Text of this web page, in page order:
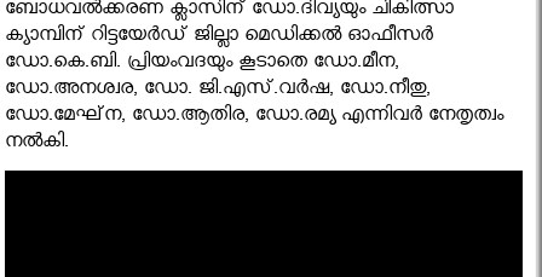
ബോധവല്‍ക്കരണ ക്ലാസിന് ഡോ.ദിവ്യയും ചികിത്സാ
ക്യാമ്പിന് റിട്ടയേര്‍ഡ് ജില്ലാ മെഡിക്കല്‍ ഓഫീസര്‍
ഡോ.കെ.ബി. പ്രിയംവദയും കൂടാതെ ഡോ.മീന,
ഡോ.അനശ്വര, ഡോ. ജി.എസ്.വര്‍ഷ, ഡോ.നീതു,
ഡോ.മേഘ്‌ന, ഡോ.ആതിര, ഡോ.രമ്യ എന്നിവര്‍ നേതൃത്വം
നല്‍കി.